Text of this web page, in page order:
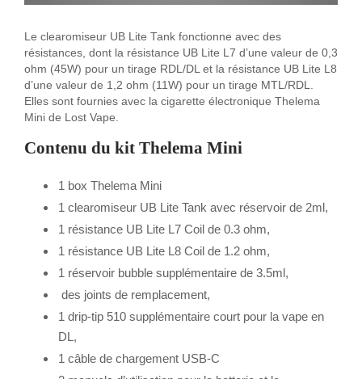
Le clearomiseur UB Lite Tank fonctionne avec des
résistances, dont la résistance UB Lite L7 d’une valeur de 0,3
ohm (45W) pour un tirage RDL/DL et la résistance UB Lite L8
d’une valeur de 1,2 ohm (11W) pour un tirage MTL/RDL.
Elles sont fournies avec la cigarette électronique Thelema
Mini de Lost Vape.
Contenu du kit Thelema Mini
1 box Thelema Mini
1 clearomiseur UB Lite Tank avec réservoir de 2ml,
1 résistance UB Lite L7 Coil de 0.3 ohm,
1 résistance UB Lite L8 Coil de 1.2 ohm,
1 réservoir bubble supplémentaire de 3.5ml,
des joints de remplacement,
1 drip-tip 510 supplémentaire court pour la vape en
DL,
1 câble de chargement USB-C